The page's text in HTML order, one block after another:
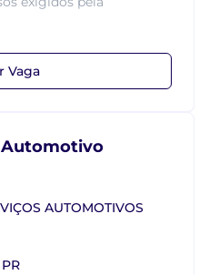
Vaga
Automotivo
AUTOMOTIVOS